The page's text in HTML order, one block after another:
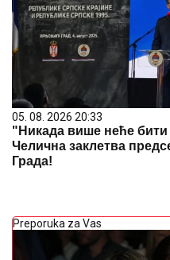
05. 08. 2026 20:33
"Никада више неће
Челична заклетва
Града!
Preporuka za Vas